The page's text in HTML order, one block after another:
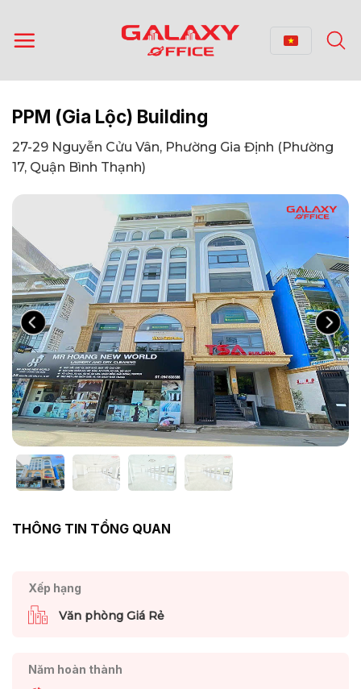
qua
nội
PPM (Gia Lộc) Building
27-29 Nguyễn Cửu Vân, Phường Gia Định (Phường
17, Quận Bình Thạnh)
THÔNG TIN TỔNG QUAN
Xếp hạng
Văn phòng Giá Rẻ
Năm hoàn thành